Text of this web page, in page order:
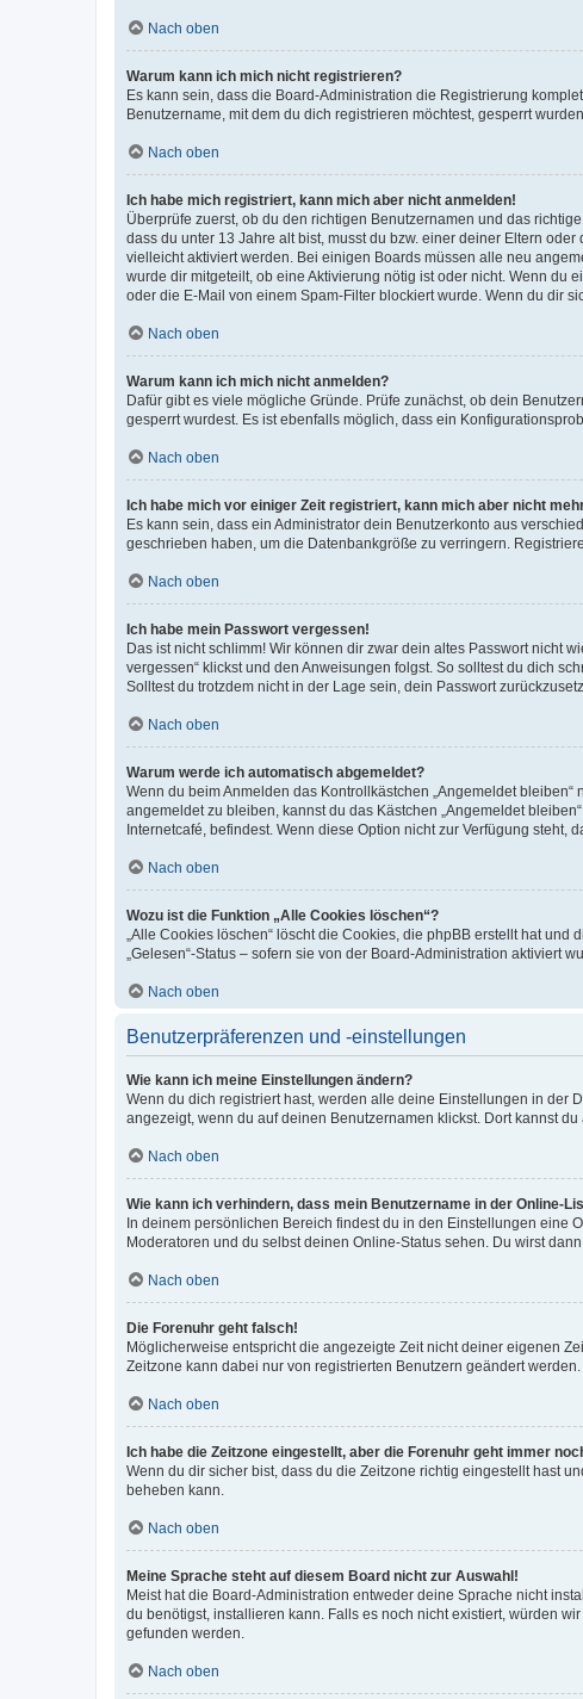
Nach oben
Warum kann ich mich nicht registrieren?
Es kann sein, dass die Board-Administration die Registrierung
Benutzername, mit dem du dich registrieren möchtest, gesperrt
Nach oben
Ich habe mich registriert, kann mich aber nicht anmelden!
Überprüfe zuerst, ob du den richtigen Benutzernamen und das
dass du unter 13 Jahre alt bist, musst du bzw. einer deiner Eltern
vielleicht aktiviert werden. Bei einigen Boards müssen alle neu
wurde dir mitgeteilt, ob eine Aktivierung nötig ist oder nicht. Wenn du
oder die E-Mail von einem Spam-Filter blockiert wurde. Wenn du dir
Nach oben
Warum kann ich mich nicht anmelden?
Dafür gibt es viele mögliche Gründe. Prüfe zunächst, ob dein
gesperrt wurdest. Es ist ebenfalls möglich, dass ein
Nach oben
Ich habe mich vor einiger Zeit registriert, kann mich aber nicht
Es kann sein, dass ein Administrator dein Benutzerkonto aus
geschrieben haben, um die Datenbankgröße zu verringern.
Nach oben
Ich habe mein Passwort vergessen!
Das ist nicht schlimm! Wir können dir zwar dein altes Passwort nicht
vergessen“ klickst und den Anweisungen folgst. So solltest du dich
Solltest du trotzdem nicht in der Lage sein, dein Passwort
Nach oben
Warum werde ich automatisch abgemeldet?
Wenn du beim Anmelden das Kontrollkästchen „Angemeldet
angemeldet zu bleiben, kannst du das Kästchen „Angemeldet
Internetcafé, befindest. Wenn diese Option nicht zur Verfügung steht,
Nach oben
Wozu ist die Funktion „Alle Cookies löschen“?
„Alle Cookies löschen“ löscht die Cookies, die phpBB erstellt hat
„Gelesen“-Status – sofern sie von der Board-Administration aktiviert
Nach oben
Benutzerpräferenzen und -einstellungen
Wie kann ich meine Einstellungen ändern?
Wenn du dich registriert hast, werden alle deine Einstellungen in der
angezeigt, wenn du auf deinen Benutzernamen klickst. Dort kannst
Nach oben
Wie kann ich verhindern, dass mein Benutzername in der Online-
In deinem persönlichen Bereich findest du in den Einstellungen eine
Moderatoren und du selbst deinen Online-Status sehen. Du wirst
Nach oben
Die Forenuhr geht falsch!
Möglicherweise entspricht die angezeigte Zeit nicht deiner eigenen
Zeitzone kann dabei nur von registrierten Benutzern geändert
Nach oben
Ich habe die Zeitzone eingestellt, aber die Forenuhr geht immer
Wenn du dir sicher bist, dass du die Zeitzone richtig eingestellt hast
beheben kann.
Nach oben
Meine Sprache steht auf diesem Board nicht zur Auswahl!
Meist hat die Board-Administration entweder deine Sprache nicht
du benötigst, installieren kann. Falls es noch nicht existiert, würden
gefunden werden.
Nach oben